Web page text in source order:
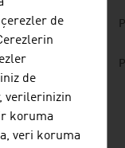
en | de
Building, en |
de
de
verilerinizin
koruma
veri koruma